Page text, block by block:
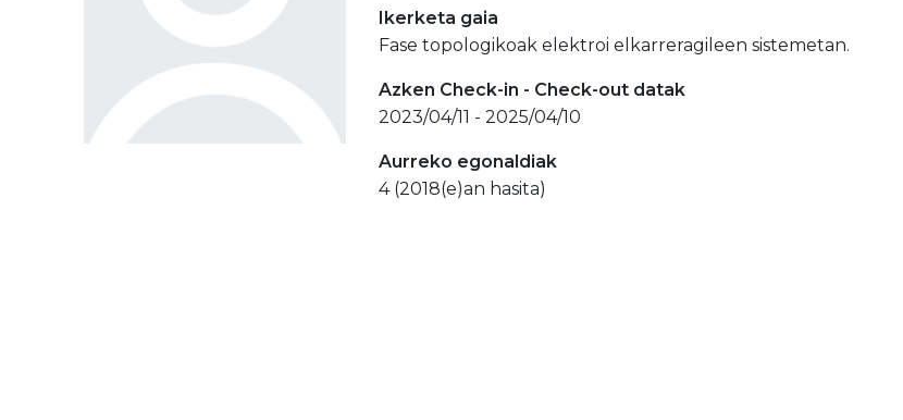
Ikerketa gaia
Fase topologikoak elektroi elkarreragileen sistemetan.
Azken Check-in - Check-out datak
2023/04/11 - 2025/04/10
Aurreko egonaldiak
4 (2018(e)an hasita)